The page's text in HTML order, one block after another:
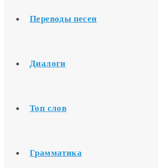
Переводы песен
Диалоги
Топ слов
Грамматика